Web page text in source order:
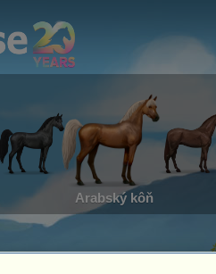
Arabský kôň